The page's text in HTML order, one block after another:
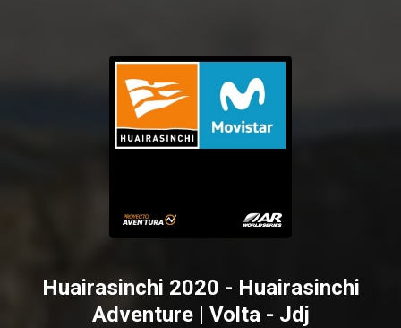
Huairasinchi 2020 - Huairasinchi
Adventure | Volta - Jdj